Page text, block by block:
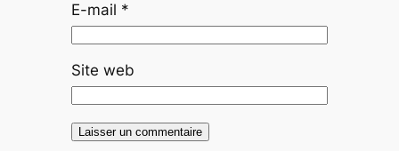
E-mail *
Site web